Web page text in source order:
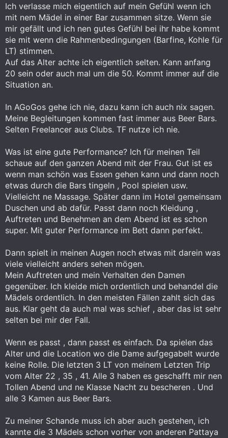
Ich verlasse mich eigentlich auf mein Gefühl wenn ich
mit nem Mädel in einer Bar zusammen sitze. Wenn sie
mir gefällt und ich nen gutes Gefühl bei ihr habe kommt
sie mit wenn die Rahmenbedingungen (Barfine, Kohle für
LT) stimmen.
Auf das Alter achte ich eigentlich selten. Kann anfang
20 sein oder auch mal um die 50. Kommt immer auf die
Situation an.
In AGoGos gehe ich nie, dazu kann ich auch nix sagen.
Meine Begleitungen kommen fast immer aus Beer Bars.
Selten Freelancer aus Clubs. TF nutze ich nie.
Was ist eine gute Performance? Ich für meinen Teil
schaue auf den ganzen Abend mit der Frau. Gut ist es
wenn man schön was Essen gehen kann und dann noch
etwas durch die Bars tingeln , Pool spielen usw.
Vielleicht ne Massage. Später dann im Hotel gemeinsam
Duschen und ab dafür. Passt dann noch Kleidung ,
Auftreten und Benehmen an dem Abend ist es schon
super. Mit guter Performance im Bett dann perfekt.
Dann spielt in meinen Augen noch etwas mit darein was
viele vielleicht anders sehen mögen.
Mein Auftreten und mein Verhalten den Damen
gegenüber. Ich kleide mich ordentlich und behandel die
Mädels ordentlich. In den meisten Fällen zahlt sich das
aus. Klar geht da auch mal was schief , aber das ist sehr
selten bei mir der Fall.
Wenn es passt , dann passt es einfach. Da spielen das
Alter und die Location wo die Dame aufgegabelt wurde
keine Rolle. Die letzten 3 LT von meinem Letzten Trip
vom Alter 22 , 35 , 41. Alle 3 haben es geschafft mir nen
Tollen Abend und ne Klasse Nacht zu bescheren . Und
alle 3 Kamen aus Beer Bars.
Zu meiner Schande muss ich aber auch gestehen, ich
kannte die 3 Mädels schon vorher von anderen Pattaya